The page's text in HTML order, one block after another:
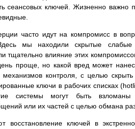
сеансовых ключей. Жизненно важно
часто идут на компромисс в
мы находили скрытые
тщательно влияние этих
проще, но какой вред может
контроля, с целью
ключи в рабочих списках
системы могут быть взломаны
или их частей с целью обмана
восстановление ключей в